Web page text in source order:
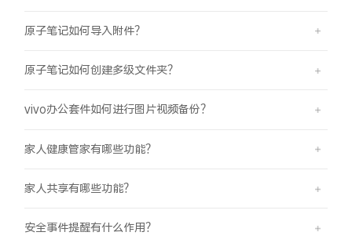
原子笔记如何导入附件？
原子笔记如何创建多级文件夹？
vivo办公套件如何进行图片视频备份？
家人健康管家有哪些功能？
家人共享有哪些功能？
安全事件提醒有什么作用？